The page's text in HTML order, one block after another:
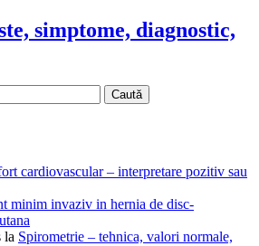
simptome, diagnostic,
cardiovascular – interpretare pozitiv sau
minim invaziv in hernia de disc-
la Spirometrie – tehnica, valori normale,